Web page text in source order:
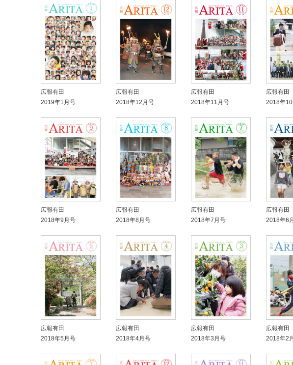
広報有田
2019年1月号
広報有田
2018年12月号
広報有田
2018年11月号
広報有田
2018年
広報有田
2018年9月号
広報有田
2018年8月号
広報有田
2018年7月号
広報有田
2018年6
広報有田
2018年5月号
広報有田
2018年4月号
広報有田
2018年3月号
広報有田
2018年2